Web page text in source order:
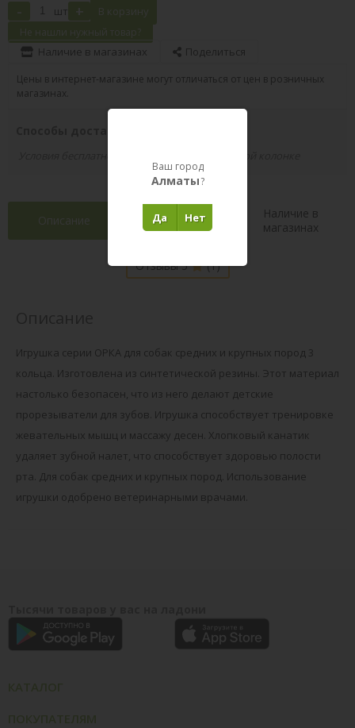
- шт + В корзину
Не нашли нужный товар?
Наличие в магазинах Поделиться
Цены в интернет-магазине могут отличаться от цен в розничных
магазинах.
Описание Характеристики
Наличие в
магазинах
Отзывы 5 (1)
Игрушка серии ОРКА для собак средних и крупных пород 3
кольца. Изготовлена из синтетической резины. Этот материал
настолько безопасен, что из него делают детские
прорезыватели для зубов. Игрушка способствует тренировке
жевательных мышц и массажу десен. Хлопковый канатик
удаляет зубной налет, что способствует здоровью полости
рта. Для собак средних и крупных пород. Использование
игрушки одобрено ветеринарными врачами.
Ваш город
Алматы?
Нет
Да